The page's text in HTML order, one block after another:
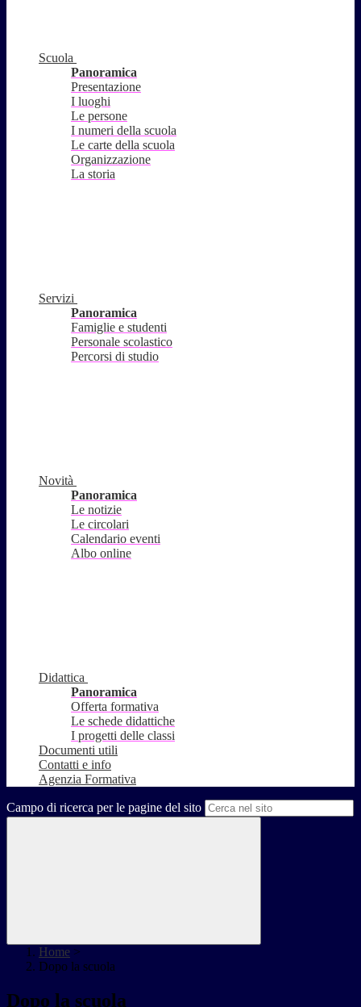
Scuola
Panoramica
Presentazione
I luoghi
Le persone
I numeri della scuola
Le carte della scuola
Organizzazione
La storia
Servizi
Panoramica
Famiglie e studenti
Personale scolastico
Percorsi di studio
Novità
Panoramica
Le notizie
Le circolari
Calendario eventi
Albo online
Didattica
Panoramica
Offerta formativa
Le schede didattiche
I progetti delle classi
Documenti utili
Contatti e info
Agenzia Formativa
Campo di ricerca per le pagine del sito
Home >
Dopo la scuola
Dopo la scuola